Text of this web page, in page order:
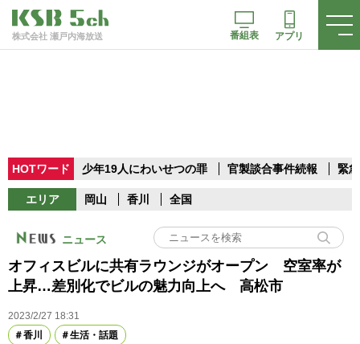
株式会社 瀬戸内海放送 番組表 アプリ
HOTワード 少年19人にわいせつの罪 官製談合事件続報 緊
エリア 岡山 香川 全国
ニュース
オフィスビルに共有ラウンジがオープン 空室率が
上昇…差別化でビルの魅力向上へ 高松市
2023/2/27 18:31
香川
生活・話題